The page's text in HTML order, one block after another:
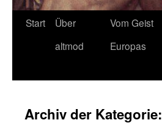
Start
Über
altmod
Vom Geist
Europas
Archiv der Kategorie: